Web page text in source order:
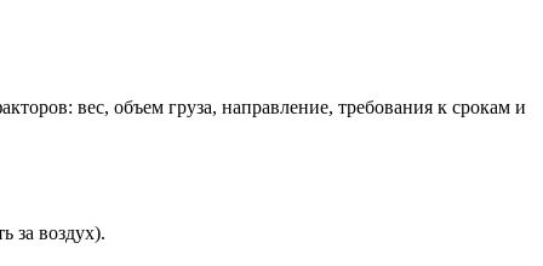
вес, объем груза, направление, требования к срокам и
за воздух).